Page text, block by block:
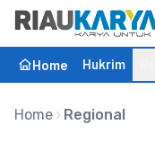
Home Hukrim
Home Regional